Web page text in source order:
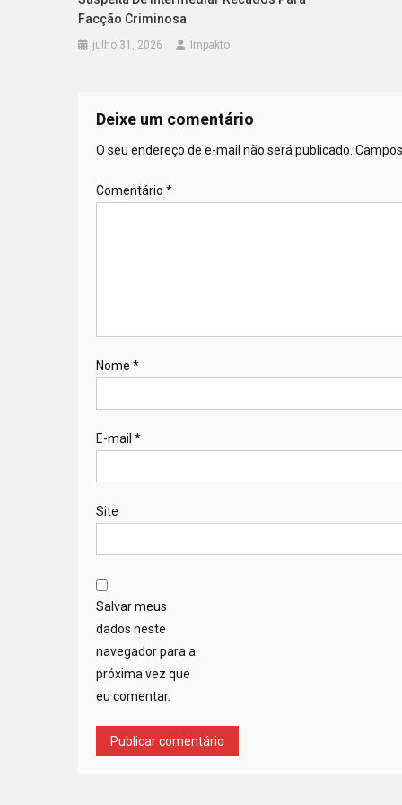
Facção Criminosa
julho 31, 2026 Impakto
Deixe um comentário
O seu endereço de e-mail não será publicado.
Comentário *
Nome *
E-mail *
Site
Salvar meus
dados neste
navegador para a
próxima vez que
eu comentar.